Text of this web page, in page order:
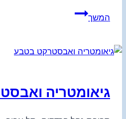
המשךחלזונות
גיאומטריה